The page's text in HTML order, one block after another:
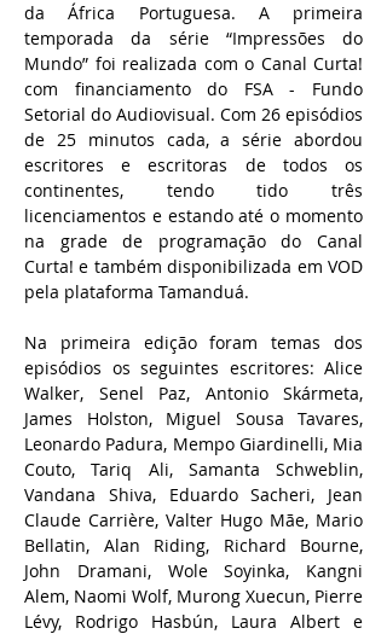
da África Portuguesa. A primeira
temporada da série “Impressões do
Mundo” foi realizada com o Canal Curta!
com financiamento do FSA - Fundo
Setorial do Audiovisual. Com 26 episódios
de 25 minutos cada, a série abordou
escritores e escritoras de todos os
continentes, tendo tido três
licenciamentos e estando até o momento
na grade de programação do Canal
Curta! e também disponibilizada em VOD
pela plataforma Tamanduá.
Na primeira edição foram temas dos
episódios os seguintes escritores: Alice
Walker, Senel Paz, Antonio Skármeta,
James Holston, Miguel Sousa Tavares,
Leonardo Padura, Mempo Giardinelli, Mia
Couto, Tariq Ali, Samanta Schweblin,
Vandana Shiva, Eduardo Sacheri, Jean
Claude Carrière, Valter Hugo Mãe, Mario
Bellatin, Alan Riding, Richard Bourne,
John Dramani, Wole Soyinka, Kangni
Alem, Naomi Wolf, Murong Xuecun, Pierre
Lévy, Rodrigo Hasbún, Laura Albert e